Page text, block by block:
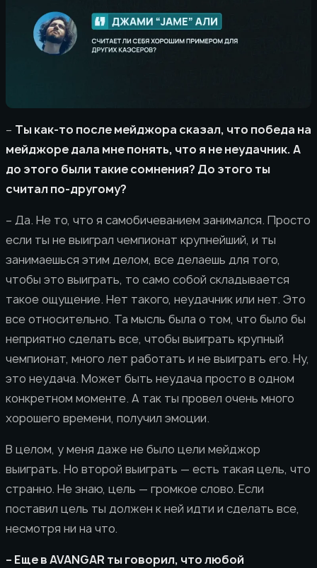
– Ты как-то после мейджора сказал, что победа на
мейджоре дала мне понять, что я не неудачник. А
до этого были такие сомнения? До этого ты
считал по-другому?
– Да. Не то, что я самобичеванием занимался. Просто
если ты не выиграл чемпионат крупнейший, и ты
занимаешься этим делом, все делаешь для того,
чтобы это выиграть, то само собой складывается
такое ощущение. Нет такого, неудачник или нет. Это
все относительно. Та мысль была о том, что было бы
неприятно сделать все, чтобы выиграть крупный
чемпионат, много лет работать и не выиграть его. Ну,
это неудача. Может быть неудача просто в одном
конкретном моменте. А так ты провел очень много
хорошего времени, получил эмоции.
В целом, у меня даже не было цели мейджор
выиграть. Но второй выиграть — есть такая цель, что
странно. Не знаю, цель — громкое слово. Если
поставил цель ты должен к ней идти и сделать все,
несмотря ни на что.
– Еще в AVANGAR ты говорил, что любой